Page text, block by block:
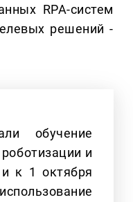
RPA-систем
решений -
обучение
и
к 1 октября